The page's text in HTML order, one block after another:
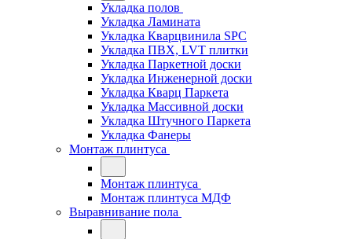
Укладка полов
Укладка Ламината
Укладка Кварцвинила SPC
Укладка ПВХ, LVT плитки
Укладка Паркетной доски
Укладка Инженерной доски
Укладка Кварц Паркета
Укладка Массивной доски
Укладка Штучного Паркета
Укладка Фанеры
Монтаж плинтуса
Монтаж плинтуса
Монтаж плинтуса МДФ
Выравнивание пола